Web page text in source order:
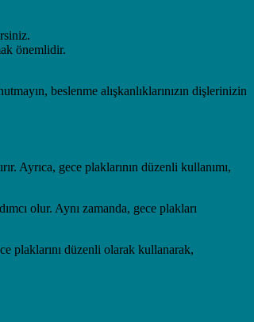
önemlidir.
beslenme alışkanlıklarınızın dişlerinizin
Ayrıca, gece plaklarının düzenli kullanımı,
olur. Aynı zamanda, gece plakları
plaklarını düzenli olarak kullanarak,